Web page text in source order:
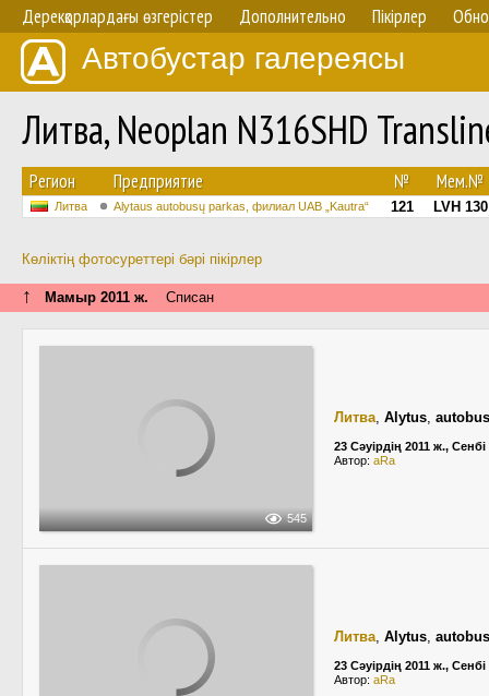
Дерекқорлардағы өзгерістер Дополнительно Пікірлер
Автобустар галереясы
Литва, Neoplan N316SHD
Регион Предприятие № Мем.№
Литва Alytaus autobusų parkas, филиал UAB „Kautra“ 121 LVH 130
Көліктің фотосуреттері бәрі пікірлер
↑ Мамыр 2011 ж. Списан
545
Литва, Alytus,
23 Сәуірдің 2011 ж., Сенбі
Автор: aRa
Литва, Alytus,
23 Сәуірдің 2011 ж., Сенбі
Автор: aRa